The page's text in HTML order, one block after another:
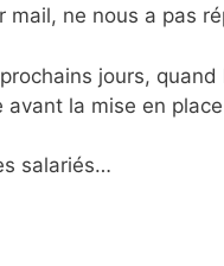
ne nous a pas
jours,
la mise en place
salariés…